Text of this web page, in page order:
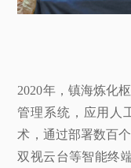
2020年，镇海炼化
管理系统，应用人
术，通过部署数百
双视云台等智能终